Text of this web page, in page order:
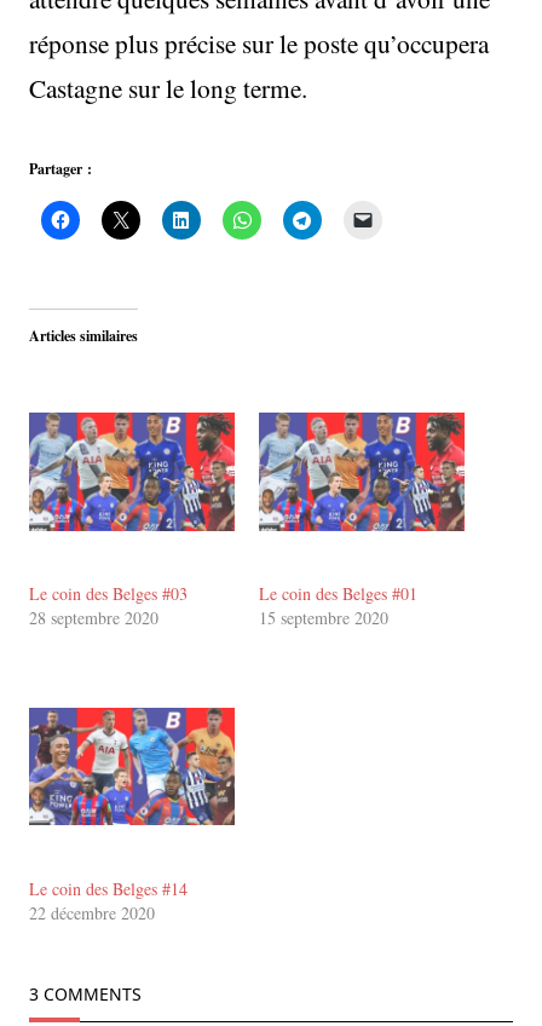
réponse plus précise sur le poste qu’occupera
Castagne sur le long terme.
Partager :
Articles similaires
Le coin des Belges #03
28 septembre 2020
Le coin des Belges #01
15 septembre 2020
Le coin des Belges #14
22 décembre 2020
3 COMMENTS